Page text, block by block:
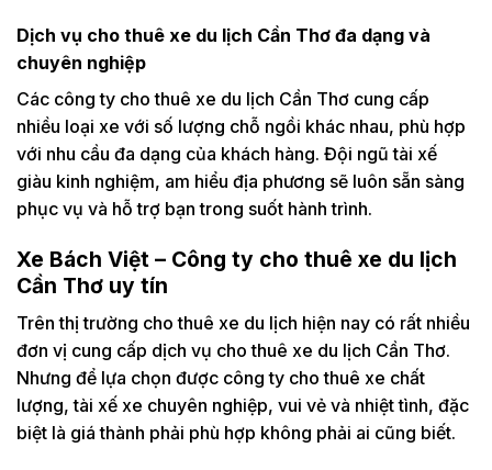
Dịch vụ cho thuê xe du lịch Cần Thơ đa dạng và
chuyên nghiệp
Các công ty cho thuê xe du lịch Cần Thơ cung cấp
nhiều loại xe với số lượng chỗ ngồi khác nhau, phù hợp
với nhu cầu đa dạng của khách hàng. Đội ngũ tài xế
giàu kinh nghiệm, am hiểu địa phương sẽ luôn sẵn sàng
phục vụ và hỗ trợ bạn trong suốt hành trình.
Xe Bách Việt – Công ty cho thuê xe du lịch
Cần Thơ uy tín
Trên thị trường cho thuê xe du lịch hiện nay có rất nhiều
đơn vị cung cấp dịch vụ cho thuê xe du lịch Cần Thơ.
Nhưng để lựa chọn được công ty cho thuê xe chất
lượng, tài xế xe chuyên nghiệp, vui vẻ và nhiệt tình, đặc
biệt là giá thành phải phù hợp không phải ai cũng biết.